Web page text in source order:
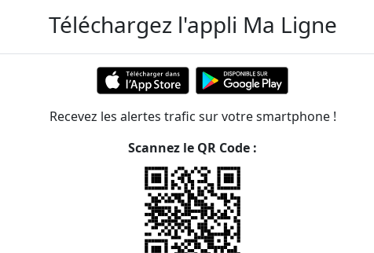
Téléchargez l'appli Ma Ligne
Recevez les alertes trafic sur votre smartphone !
Scannez le QR Code :